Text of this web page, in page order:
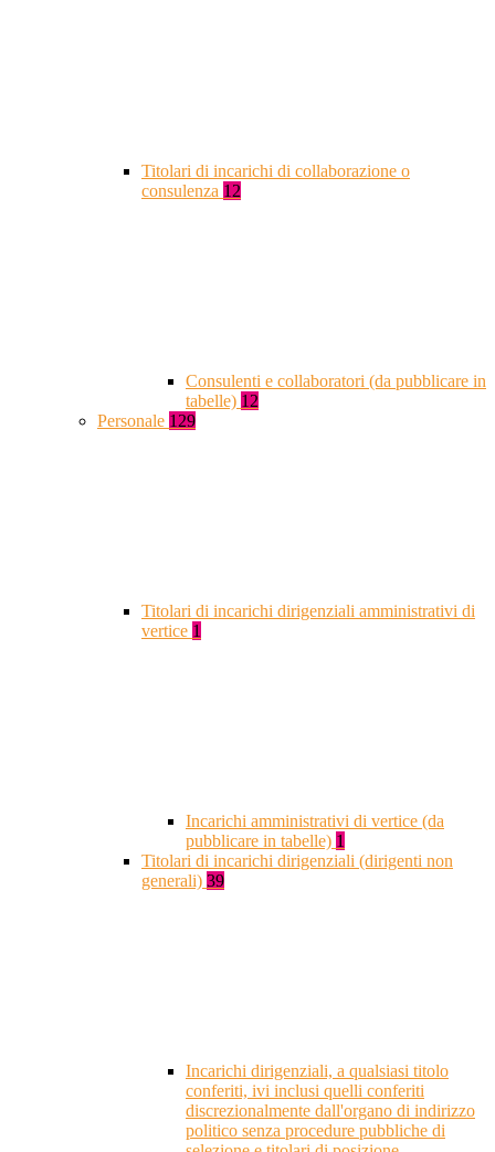
Titolari di incarichi di collaborazione o
consulenza 12
Consulenti e collaboratori (da pubblicare in
tabelle) 12
Personale 129
Titolari di incarichi dirigenziali amministrativi di
vertice 1
Incarichi amministrativi di vertice (da
pubblicare in tabelle) 1
Titolari di incarichi dirigenziali (dirigenti non
generali) 39
Incarichi dirigenziali, a qualsiasi titolo
conferiti, ivi inclusi quelli conferiti
discrezionalmente dall'organo di indirizzo
politico senza procedure pubbliche di